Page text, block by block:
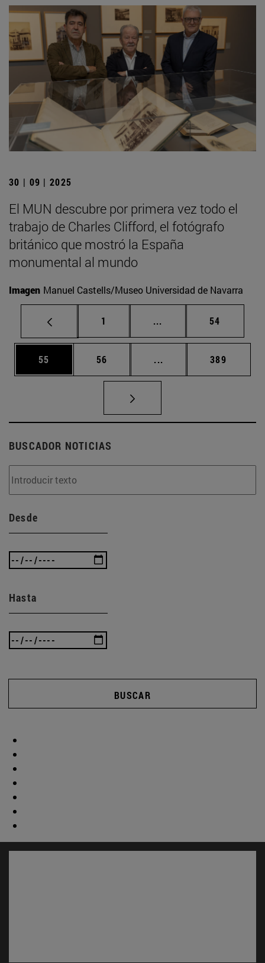
30 | 09 | 2025
El MUN descubre por primera vez todo el
trabajo de Charles Clifford, el fotógrafo
británico que mostró la España
monumental al mundo
Imagen Manuel Castells/Museo Universidad de Navarra
Página
1 ... Páginas intermedias
Página
54
Página
55 Página
56 ... Páginas intermedias
Página
389
BUSCADOR NOTICIAS
Desde
Hasta
BUSCAR